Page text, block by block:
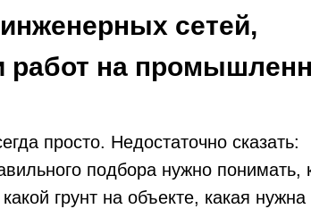
сетей,
работ на
просто. Недостаточно сказать:
подбора нужно понимать,
грунт на объекте, какая нужна